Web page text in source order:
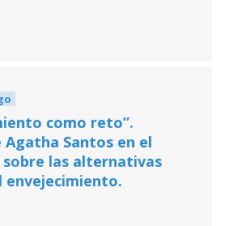
como reto”.
Agatha Santos en el
sobre las alternativas
envejecimiento.